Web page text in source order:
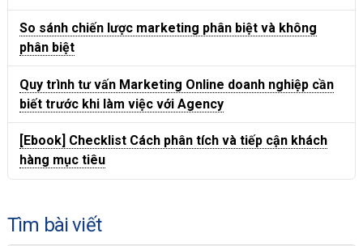
So sánh chiến lược marketing phân biệt và không
phân biệt
Quy trình tư vấn Marketing Online doanh nghiệp cần
biết trước khi làm việc với Agency
[Ebook] Checklist Cách phân tích và tiếp cận khách
hàng mục tiêu
Tìm bài viết